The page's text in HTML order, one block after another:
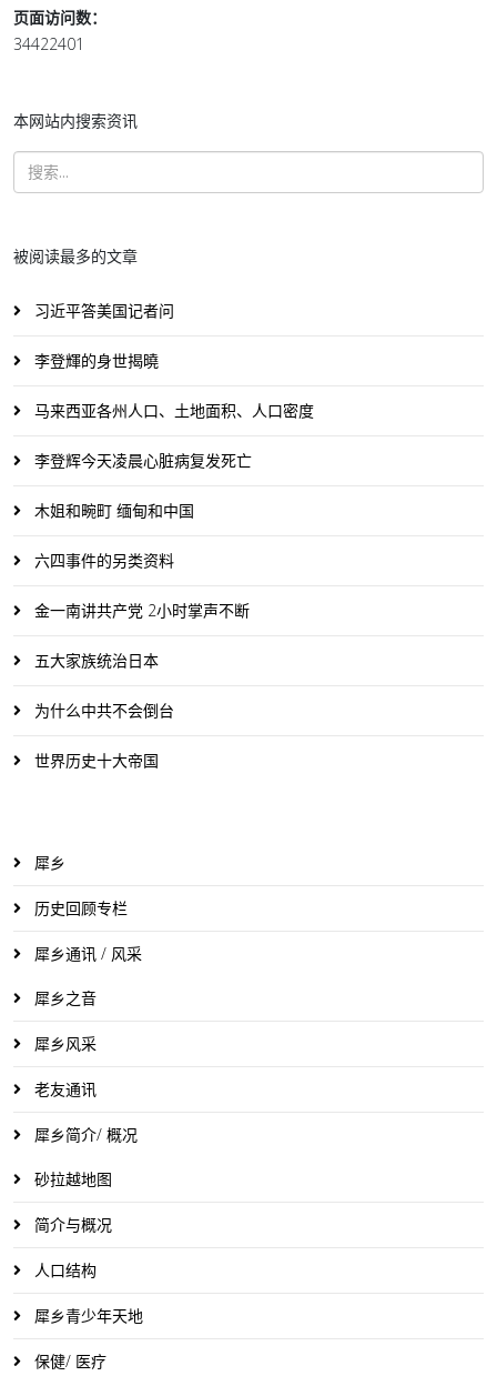
页面访问数：
34422401
本网站内搜索资讯
被阅读最多的文章
习近平答美国记者问
李登輝的身世揭曉
马来西亚各州人口、土地面积、人口密度
李登辉今天凌晨心脏病复发死亡
木姐和畹町 缅甸和中国
六四事件的另类资料
金一南讲共产党 2小时掌声不断
五大家族统治日本
为什么中共不会倒台
世界历史十大帝国
犀乡
历史回顾专栏
犀乡通讯 / 风采
犀乡之音
犀乡风采
老友通讯
犀乡简介/ 概况
砂拉越地图
简介与概况
人口结构
犀乡青少年天地
保健/ 医疗